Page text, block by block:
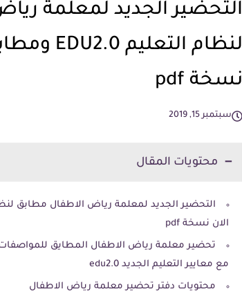
التحضير الجديد لمعلمة
نسخة pdf
سبتمبر 15, 2019
محتويات المقال
الان نسخة pdf
تحضير معلمة رياض الاطفال المطايق
مع معايير التعليم الجديد edu2.0
محتويات دفتر تحضير معلمة رياض الاطفال